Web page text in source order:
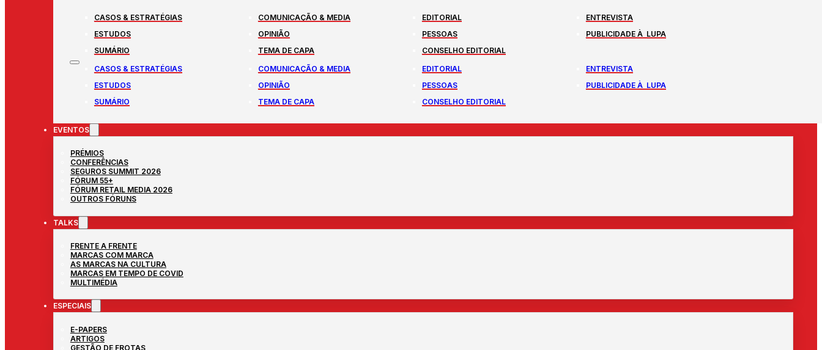
CASOS & ESTRATÉGIAS COMUNICAÇÃO & MEDIA EDITORIAL
ENTREVISTA
ESTUDOS
OPINIÃO PESSOAS
PUBLICIDADE À LUPA
SUMÁRIO
TEMA DE CAPA
CONSELHO EDITORIAL
CASOS & ESTRATÉGIAS
COMUNICAÇÃO & MEDIA EDITORIAL
ENTREVISTA
ESTUDOS
OPINIÃO PESSOAS
PUBLICIDADE À LUPA
SUMÁRIO
TEMA DE CAPA CONSELHO EDITORIAL
EVENTOS
PRÉMIOS
CONFERÊNCIAS
SEGUROS SUMMIT 2026
FÓRUM 55+
FÓRUM RETAIL MEDIA 2026
OUTROS FÓRUNS
TALKS
FRENTE A FRENTE
MARCAS COM MARCA
AS MARCAS NA CULTURA
MARCAS EM TEMPO DE COVID
MULTIMÉDIA
ESPECIAIS
E-PAPERS
ARTIGOS
GESTÃO DE FROTAS